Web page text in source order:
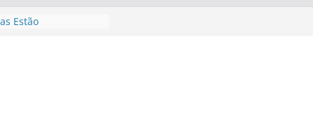
Estão
em Porto
de transfer,
de alto padrão